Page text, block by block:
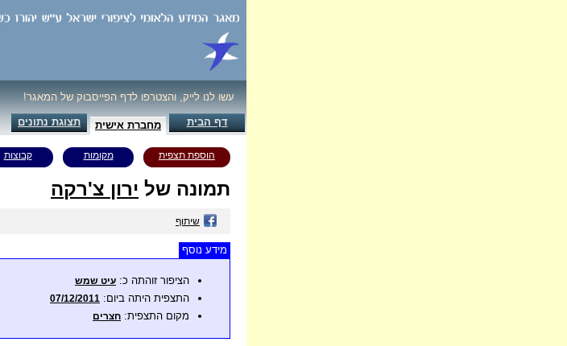
עשו לנו לייק, והצטרפו לדף הפייסבוק של המאגר!
דף הבית מחברת אישית תצוגת נתונים
הוספת תצפית מקומות קבוצות
תמונה של ירון צ'רקה
שיתוף
מידע נוסף
הציפור זוהתה כ: עיט שמש
התצפית היתה ביום: 07/12/2011
מקום התצפית: חצרים